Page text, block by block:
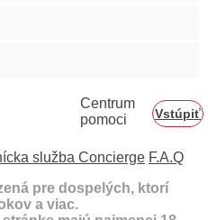
Centrum
pomoci
Vstúpiť
služba Concierge F.A.Q
pre dospelých, ktorí
a viac.